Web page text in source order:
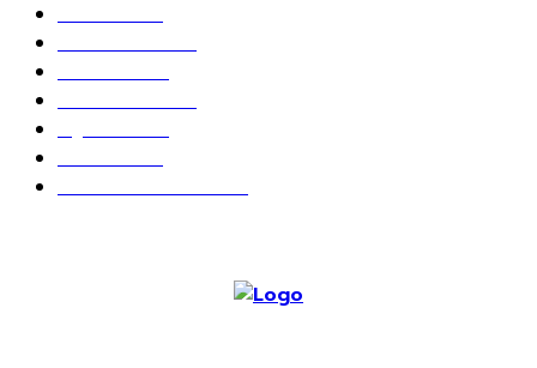
เกม PC604
เกมส์ออนไลน์80
เกมส์มือถือ71
เกมส์คอนโซล67
สกู๊ปพิเศษ63
10 อันดับ24
วางจอย ปล่อยเมาส์23